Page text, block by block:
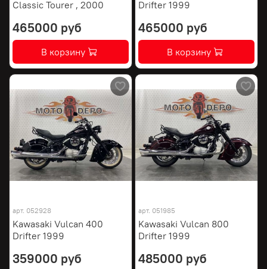
Classic Tourer , 2000
465000 руб
В корзину
Drifter 1999
465000 руб
В корзину
арт. 052928
Kawasaki Vulcan 400
Drifter 1999
359000 руб
арт. 051985
Kawasaki Vulcan 800
Drifter 1999
485000 руб